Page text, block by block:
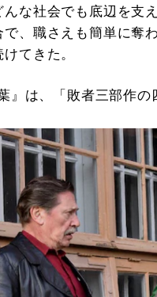
な社会でも底辺を支
で、職さえも簡単に
てきた。
』は、「敗者三部作の